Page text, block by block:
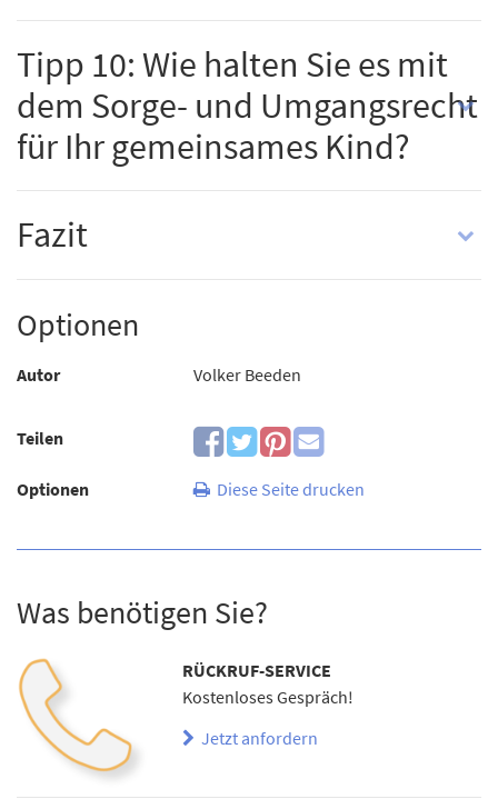
Tipp 10: Wie halten Sie es mit
dem Sorge- und Umgangsrecht
für Ihr gemeinsames Kind?
Fazit
Optionen
Autor Volker Beeden
Teilen
Optionen Diese Seite drucken
Was benötigen Sie?
RÜCKRUF-SERVICE
Kostenloses Gespräch!
Jetzt anfordern